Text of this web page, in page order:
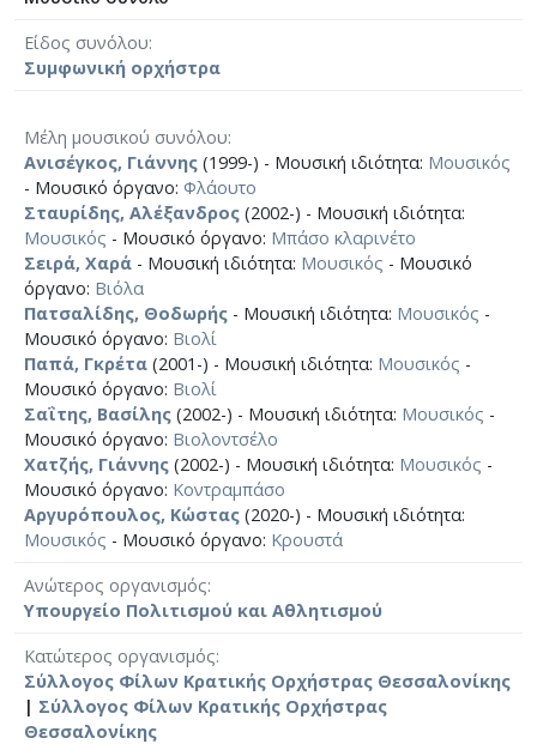
Είδος συνόλου
Συμφωνική ορχήστρα
Μέλη μουσικού συνόλου
Ανισέγκος, Γιάννης (1999-) - Μουσική ιδιότητα: Μουσικός
- Μουσικό όργανο: Φλάουτο
Σταυρίδης, Αλέξανδρος (2002-) - Μουσική ιδιότητα:
Μουσικός - Μουσικό όργανο: Μπάσο κλαρινέτο
Σειρά, Χαρά - Μουσική ιδιότητα: Μουσικός - Μουσικό
όργανο: Βιόλα
Πατσαλίδης, Θοδωρής - Μουσική ιδιότητα: Μουσικός -
Μουσικό όργανο: Βιολί
Παπά, Γκρέτα (2001-) - Μουσική ιδιότητα: Μουσικός -
Μουσικό όργανο: Βιολί
Σαΐτης, Βασίλης (2002-) - Μουσική ιδιότητα: Μουσικός -
Μουσικό όργανο: Βιολοντσέλο
Χατζής, Γιάννης (2002-) - Μουσική ιδιότητα: Μουσικός -
Μουσικό όργανο: Κοντραμπάσο
Αργυρόπουλος, Κώστας (2020-) - Μουσική ιδιότητα:
Μουσικός - Μουσικό όργανο: Κρουστά
Ανώτερος οργανισμός
Υπουργείο Πολιτισμού και Αθλητισμού
Κατώτερος οργανισμός
Σύλλογος Φίλων Κρατικής Ορχήστρας Θεσσαλονίκης
| Σύλλογος Φίλων Κρατικής Ορχήστρας
Θεσσαλονίκης